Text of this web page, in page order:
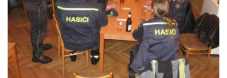
OHLÁŠENÍ PÁLENÍ
KONTAKT
PROJEKT DOPRAVNÍ AUTOMOBIL